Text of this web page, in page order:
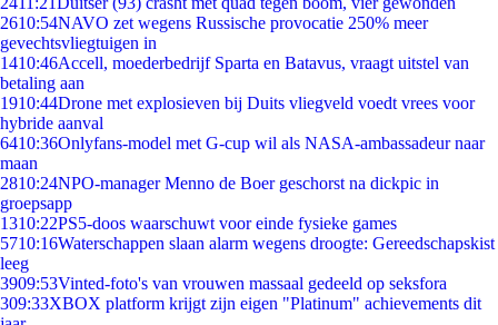
2610:54NAVO zet wegens Russische provocatie 250% meer
gevechtsvliegtuigen in
1410:46Accell, moederbedrijf Sparta en Batavus, vraagt uitstel van
betaling aan
1910:44Drone met explosieven bij Duits vliegveld voedt vrees voor
hybride aanval
6410:36Onlyfans-model met G-cup wil als NASA-ambassadeur naar
maan
2810:24NPO-manager Menno de Boer geschorst na dickpic in
groepsapp
1310:22PS5-doos waarschuwt voor einde fysieke games
5710:16Waterschappen slaan alarm wegens droogte: Gereedschapskist
leeg
3909:53Vinted-foto's van vrouwen massaal gedeeld op seksfora
309:33XBOX platform krijgt zijn eigen "Platinum" achievements dit